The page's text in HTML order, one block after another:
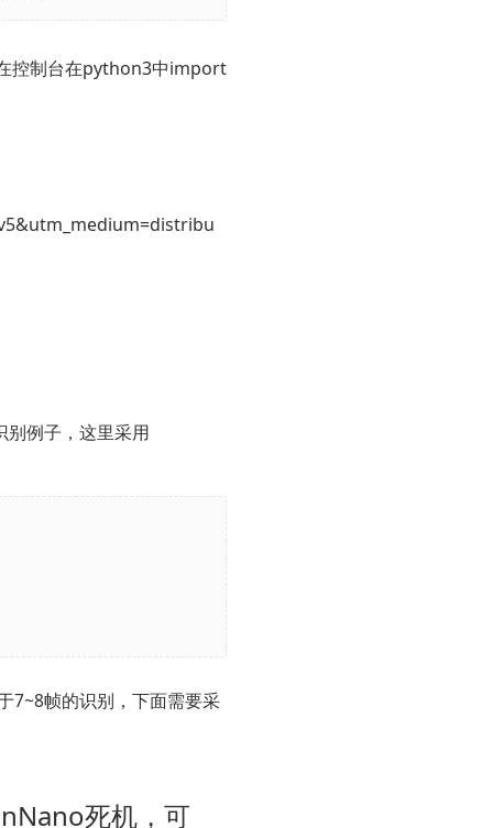
控制台在python3中import
别例子，这里采用
7~8帧的识别，下面需要采
死机，可